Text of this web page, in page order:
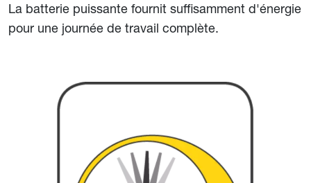
La batterie puissante fournit suffisamment d'énergie
pour une journée de travail complète.